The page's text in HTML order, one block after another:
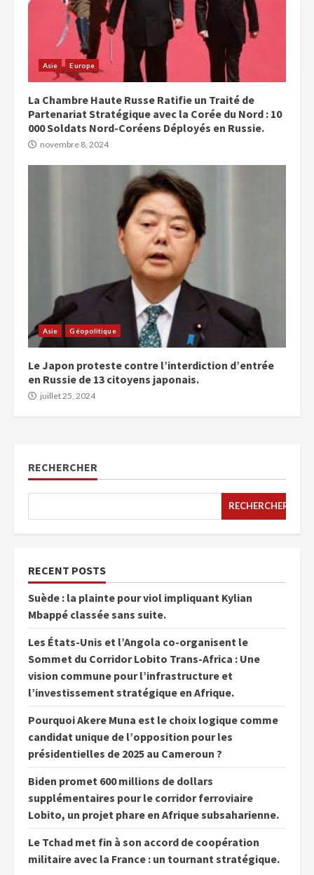
Asie Europe
La Chambre Haute Russe Ratifie un Traité de
Partenariat Stratégique avec la Corée du Nord : 10
000 Soldats Nord-Coréens Déployés en Russie.
novembre 8, 2024
Asie Géopolitique
Le Japon proteste contre l’interdiction d’entrée
en Russie de 13 citoyens japonais.
juillet 25, 2024
RECHERCHER
RECHERCHER
RECENT POSTS
Suède : la plainte pour viol impliquant Kylian
Mbappé classée sans suite.
Les États-Unis et l’Angola co-organisent le
Sommet du Corridor Lobito Trans-Africa : Une
vision commune pour l’infrastructure et
l’investissement stratégique en Afrique.
Pourquoi Akere Muna est le choix logique comme
candidat unique de l’opposition pour les
présidentielles de 2025 au Cameroun ?
Biden promet 600 millions de dollars
supplémentaires pour le corridor ferroviaire
Lobito, un projet phare en Afrique subsaharienne.
Le Tchad met fin à son accord de coopération
militaire avec la France : un tournant stratégique.